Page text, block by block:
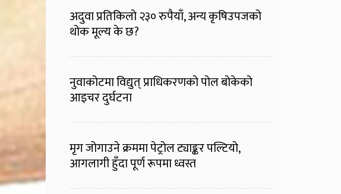
अदुवा प्रतिकिलो २३० रुपैयाँ, अन्य कृषिउपजको
थोक मूल्य के छ?
नुवाकोटमा विद्युत् प्राधिकरणको पोल बोकेको
आइचर दुर्घटना
मृग जोगाउने क्रममा पेट्रोल ट्याङ्कर पल्टियो,
आगलागी हुँदा पूर्ण रूपमा ध्वस्त